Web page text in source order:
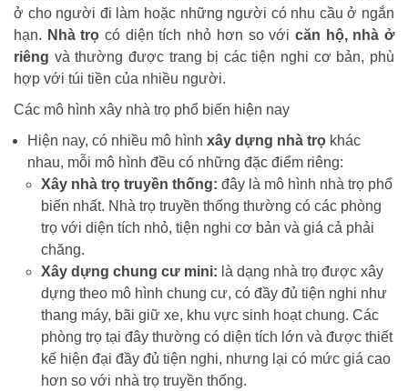
ở cho người đi làm hoặc những người có nhu cầu ở ngắn
hạn. Nhà trọ có diện tích nhỏ hơn so với căn hộ, nhà ở
riêng và thường được trang bị các tiện nghi cơ bản, phù
hợp với túi tiền của nhiều người.
Các mô hình xây nhà trọ phổ biến hiện nay
Hiện nay, có nhiều mô hình xây dựng nhà trọ khác
nhau, mỗi mô hình đều có những đặc điểm riêng:
Xây nhà trọ truyền thống: đây là mô hình nhà trọ phổ
biến nhất. Nhà trọ truyền thống thường có các phòng
trọ với diện tích nhỏ, tiện nghi cơ bản và giá cả phải
chăng.
Xây dựng chung cư mini: là dạng nhà trọ được xây
dựng theo mô hình chung cư, có đầy đủ tiện nghi như
thang máy, bãi giữ xe, khu vực sinh hoạt chung. Các
phòng trọ tại đây thường có diện tích lớn và được thiết
kế hiện đại đầy đủ tiện nghi, nhưng lại có mức giá cao
hơn so với nhà trọ truyền thống.